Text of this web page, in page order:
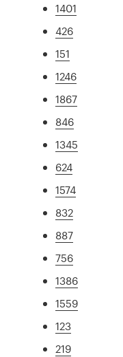
1401
426
151
1246
1867
846
1345
624
1574
832
887
756
1386
1559
123
219